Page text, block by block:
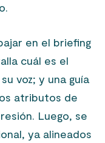
en el briefing
cuál es el
voz; y una guía
atributos de
Luego, se
ya alineados